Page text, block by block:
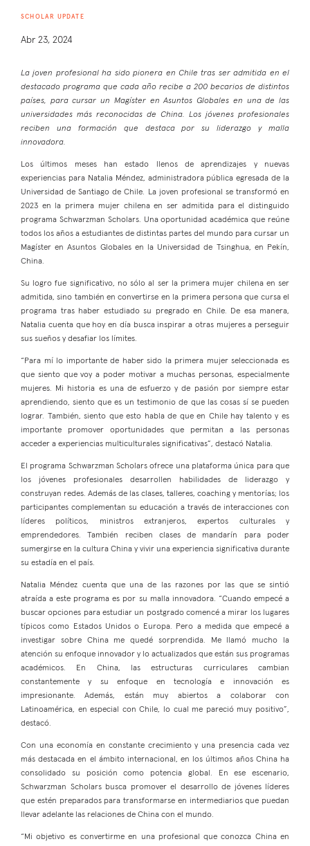
SCHOLAR UPDATE
Abr 23, 2024
La joven profesional ha sido pionera en Chile tras ser admitida en el
destacado programa que cada año recibe a 200 becarios de distintos
países, para cursar un Magíster en Asuntos Globales en una de las
universidades más reconocidas de China. Los jóvenes profesionales
reciben una formación que destaca por su liderazgo y malla
innovadora.
Los últimos meses han estado llenos de aprendizajes y nuevas
experiencias para Natalia Méndez, administradora pública egresada de la
Universidad de Santiago de Chile. La joven profesional se transformó en
2023 en la primera mujer chilena en ser admitida para el distinguido
programa Schwarzman Scholars. Una oportunidad académica que reúne
todos los años a estudiantes de distintas partes del mundo para cursar un
Magíster en Asuntos Globales en la Universidad de Tsinghua, en Pekín,
China.
Su logro fue significativo, no sólo al ser la primera mujer chilena en ser
admitida, sino también en convertirse en la primera persona que cursa el
programa tras haber estudiado su pregrado en Chile. De esa manera,
Natalia cuenta que hoy en día busca inspirar a otras mujeres a perseguir
sus sueños y desafiar los límites.
“Para mí lo importante de haber sido la primera mujer seleccionada es
que siento que voy a poder motivar a muchas personas, especialmente
mujeres. Mi historia es una de esfuerzo y de pasión por siempre estar
aprendiendo, siento que es un testimonio de que las cosas sí se pueden
lograr. También, siento que esto habla de que en Chile hay talento y es
importante promover oportunidades que permitan a las personas
acceder a experiencias multiculturales significativas”, destacó Natalia.
El programa Schwarzman Scholars ofrece una plataforma única para que
los jóvenes profesionales desarrollen habilidades de liderazgo y
construyan redes. Además de las clases, talleres, coaching y mentorías; los
participantes complementan su educación a través de interacciones con
líderes políticos, ministros extranjeros, expertos culturales y
emprendedores. También reciben clases de mandarín para poder
sumergirse en la cultura China y vivir una experiencia significativa durante
su estadía en el país.
Natalia Méndez cuenta que una de las razones por las que se sintió
atraída a este programa es por su malla innovadora. “Cuando empecé a
buscar opciones para estudiar un postgrado comencé a mirar los lugares
típicos como Estados Unidos o Europa. Pero a medida que empecé a
investigar sobre China me quedé sorprendida. Me llamó mucho la
atención su enfoque innovador y lo actualizados que están sus programas
académicos. En China, las estructuras curriculares cambian
constantemente y su enfoque en tecnología e innovación es
impresionante. Además, están muy abiertos a colaborar con
Latinoamérica, en especial con Chile, lo cual me pareció muy positivo”,
destacó.
Con una economía en constante crecimiento y una presencia cada vez
más destacada en el ámbito internacional, en los últimos años China ha
consolidado su posición como potencia global. En ese escenario,
Schwarzman Scholars busca promover el desarrollo de jóvenes líderes
que estén preparados para transformarse en intermediarios que puedan
llevar adelante las relaciones de China con el mundo.
“Mi objetivo es convertirme en una profesional que conozca China en